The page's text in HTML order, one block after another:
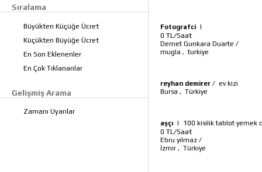
Sıralama
Büyükten Küçüğe Ücret
Küçükten Büyüğe Ücret
En Son Eklenenler
En Çok Tıklananlar
Gelişmiş Arama
Zamanı Uyanlar
Fotografci |
0 TL/Saat
Demet Gunkara Duarte /
mugla ,turkiye
reyhan demirer / ev kizi
Bursa , Türkiye
aşçı | 100 kisilik tablot yemek
0 TL/Saat
Ebru yilmaz /
İzmir , Türkiye